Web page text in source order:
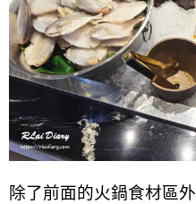
除了前面的火鍋食材區外